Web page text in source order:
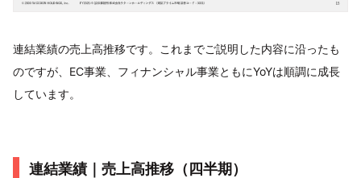
連結業績の売上高推移です。これまでご説明した内容に沿ったも
のですが、EC事業、フィナンシャル事業ともにYoYは順調に成長
しています。
連結業績｜売上高推移（四半期）